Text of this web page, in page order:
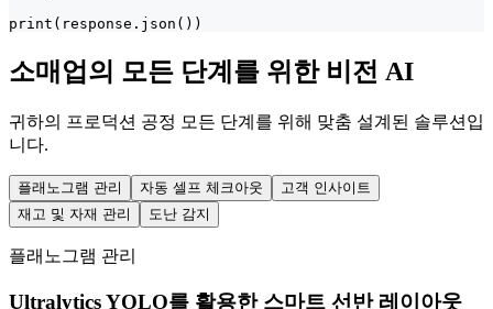
print(response.json())
소매업의 모든 단계를 위한 비전 AI
귀하의 프로덕션 공정 모든 단계를 위해 맞춤 설계된 솔루션입
니다.
플래노그램 관리 자동 셀프 체크아웃
고객 인사이트
재고 및 자재 관리
도난 감지
플래노그램 관리
Ultralytics YOLO를 활용한 스마트 선반 레이아웃